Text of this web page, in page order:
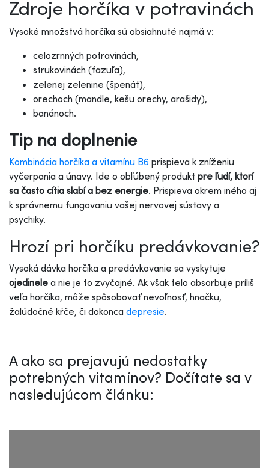
Zdroje horčíka v potravinách
Vysoké množstvá horčíka sú obsiahnuté najmä v:
celozrnných potravinách,
strukovinách (fazuľa),
zelenej zelenine (špenát),
orechoch (mandle, kešu orechy, arašidy),
banánoch.
Tip na doplnenie
Kombinácia horčíka a vitamínu B6 prispieva k zníženiu
vyčerpania a únavy. Ide o obľúbený produkt pre ľudí, ktorí
sa často cítia slabí a bez energie. Prispieva okrem iného aj
k správnemu fungovaniu vašej nervovej sústavy a
psychiky.
Hrozí pri horčíku predávkovanie?
Vysoká dávka horčíka a predávkovanie sa vyskytuje
ojedinele a nie je to zvyčajné. Ak však telo absorbuje príliš
veľa horčíka, môže spôsobovať nevoľnosť, hnačku,
žalúdočné kŕče, či dokonca depresie.
A ako sa prejavujú nedostatky
potrebných vitamínov? Dočítate sa v
nasledujúcom článku: